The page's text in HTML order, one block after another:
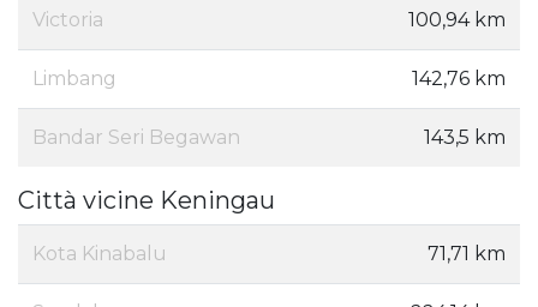
Victoria 100,94 km
Limbang 142,76 km
Bandar Seri Begawan 143,5 km
Città vicine Keningau
Kota Kinabalu 71,71 km